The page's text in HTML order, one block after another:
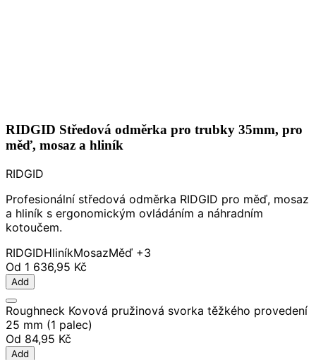
RIDGID Středová odměrka pro trubky 35mm, pro
měď, mosaz a hliník
RIDGID
Profesionální středová odměrka RIDGID pro měď, mosaz
a hliník s ergonomickým ovládáním a náhradním
kotoučem.
RIDGIDHliníkMosazMěď +3
Od 1 636,95 Kč
Add
Roughneck Kovová pružinová svorka těžkého provedení
25 mm (1 palec)
Od 84,95 Kč
Add